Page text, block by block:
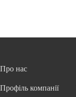
Про нас
Профіль компанії